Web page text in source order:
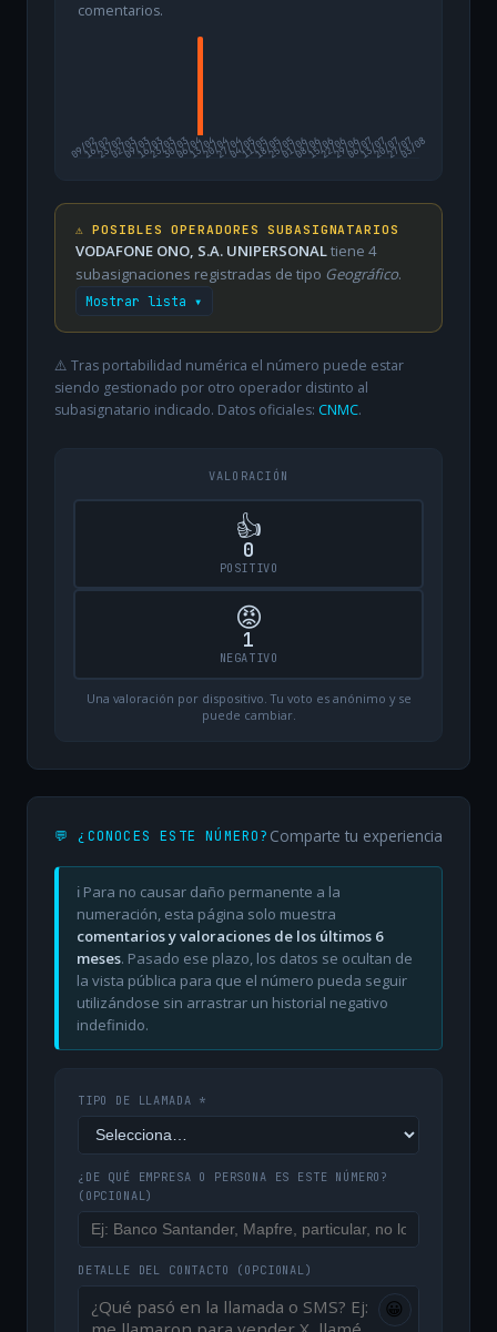
comentarios.
09/02
16/0223/0202/0309/0316/0323/0330/0306/0413/0420/0427/0404/0511/0518/0525/0501/0608/0615/0622/0629/0606/0713/0720/0727/07
03/08
⚠️ POSIBLES OPERADORES SUBASIGNATARIOS
VODAFONE ONO, S.A. UNIPERSONALtiene 4
subasignaciones registradas de tipo Geográfico.
Mostrar lista ▾
⚠️ Tras portabilidad numérica el número puede estar
siendo gestionado por otro operador distinto al
subasignatario indicado. Datos oficiales: CNMC.
VALORACIÓN
👍
0
POSITIVO
😡
1
NEGATIVO
Una valoración por dispositivo. Tu voto es anónimo y se
puede cambiar.
💬 ¿CONOCES ESTE NÚMERO? Comparte tu experiencia
ℹ️ Para no causar daño permanente a la
numeración, esta página solo muestra
comentarios y valoraciones de los últimos 6
meses. Pasado ese plazo, los datos se ocultan de
la vista pública para que el número pueda seguir
utilizándose sin arrastrar un historial negativo
indefinido.
TIPO DE LLAMADA *
¿DE QUÉ EMPRESA O PERSONA ES ESTE NÚMERO?
(OPCIONAL)
DETALLE DEL CONTACTO (OPCIONAL)
😀